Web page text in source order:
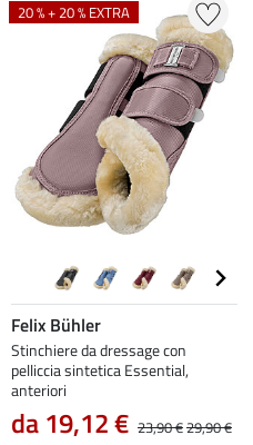
20 % + 20 % EXTRA
Felix Bühler
Stinchiere da dressage con
pelliccia sintetica Essential,
anteriori
da 19,12 € 23,90 €29,90 €